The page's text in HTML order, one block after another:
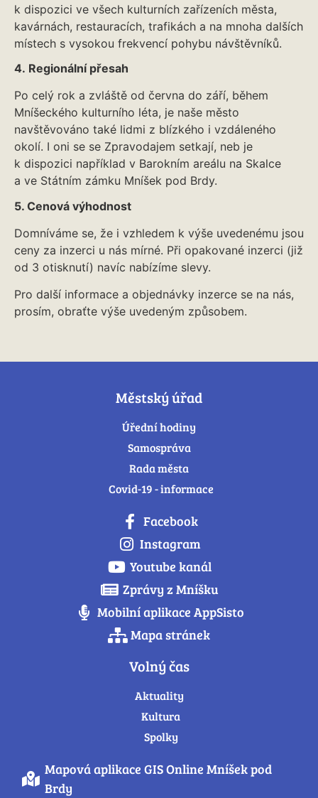
k dispozici ve všech kulturních zařízeních města,
kavárnách, restauracích, trafikách a na mnoha dalších
místech s vysokou frekvencí pohybu návštěvníků.
4. Regionální přesah
Po celý rok a zvláště od června do září, během
Mníšeckého kulturního léta, je naše město
navštěvováno také lidmi z blízkého i vzdáleného
okolí. I oni se se Zpravodajem setkají, neb je
k dispozici například v Barokním areálu na Skalce
a ve Státním zámku Mníšek pod Brdy.
5. Cenová výhodnost
Domníváme se, že i vzhledem k výše uvedenému jsou
ceny za inzerci u nás mírné. Při opakované inzerci (již
od 3 otisknutí) navíc nabízíme slevy.
Pro další informace a objednávky inzerce se na nás,
prosím, obraťte výše uvedeným způsobem.
Městský úřad
Úřední hodiny
Samospráva
Rada města
Covid-19 - informace
Facebook
Instagram
Youtube kanál
Zprávy z Mníšku
Mobilní aplikace AppSisto
Mapa stránek
Volný čas
Aktuality
Kultura
Spolky
Mapová aplikace GIS Online Mníšek pod
Brdy